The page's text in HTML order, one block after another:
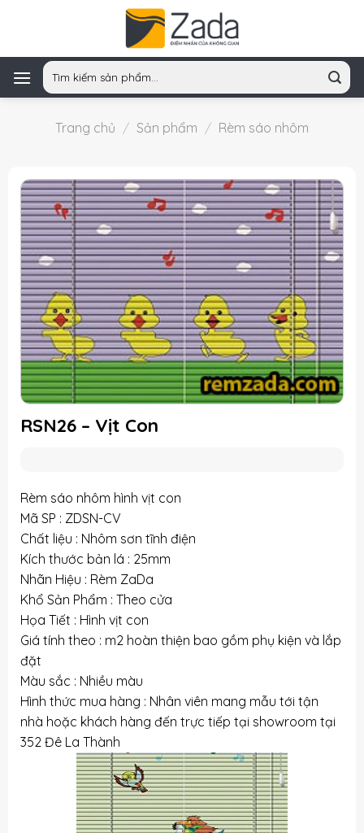
Tìm
kiếm:
Trang chủ / Sản phẩm / Rèm sáo nhôm
RSN26 – Vịt Con
Rèm sáo nhôm hình vịt con
Mã SP : ZDSN-CV
Chất liệu : Nhôm sơn tĩnh điện
Kích thước bản lá : 25mm
Nhãn Hiệu : Rèm ZaDa
Khổ Sản Phẩm : Theo cửa
Họa Tiết : Hình vịt con
Giá tính theo : m2 hoàn thiện bao gồm phụ kiện và lắp
đặt
Màu sắc : Nhiều màu
Hình thức mua hàng : Nhân viên mang mẫu tới tận
nhà hoặc khách hàng đến trực tiếp tại showroom tại
352 Đê La Thành